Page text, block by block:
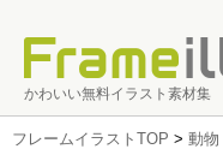
かわいい無料イラスト素材集
フレームイラストTOP > 動物